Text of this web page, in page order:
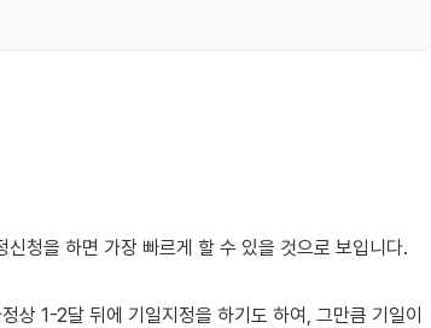
상 1-2달 뒤에 기일지정을 하기도 하여, 그만큼 기일이